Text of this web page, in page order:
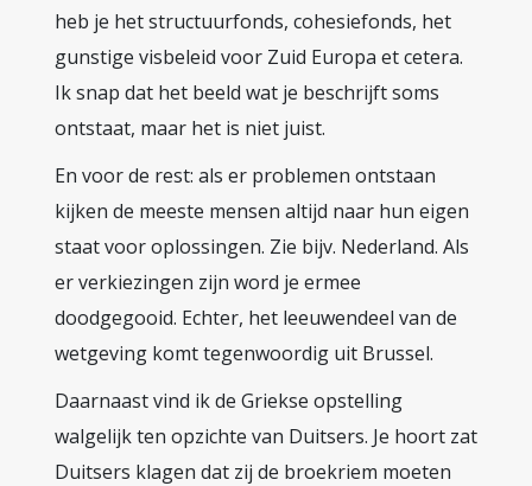
heb je het structuurfonds, cohesiefonds, het
gunstige visbeleid voor Zuid Europa et cetera.
Ik snap dat het beeld wat je beschrijft soms
ontstaat, maar het is niet juist.
En voor de rest: als er problemen ontstaan
kijken de meeste mensen altijd naar hun eigen
staat voor oplossingen. Zie bijv. Nederland. Als
er verkiezingen zijn word je ermee
doodgegooid. Echter, het leeuwendeel van de
wetgeving komt tegenwoordig uit Brussel.
Daarnaast vind ik de Griekse opstelling
walgelijk ten opzichte van Duitsers. Je hoort zat
Duitsers klagen dat zij de broekriem moeten